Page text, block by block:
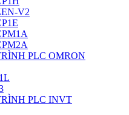
V2
PLC OMRON
PLC INVT